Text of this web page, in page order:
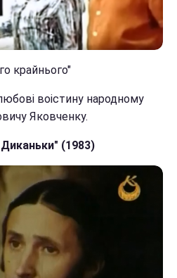
крайнього"
воістину народному
Яковченку.
Диканьки" (1983)